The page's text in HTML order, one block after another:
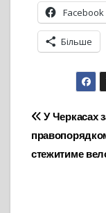
Facebook
Більше
У Черкасах
стежитиме